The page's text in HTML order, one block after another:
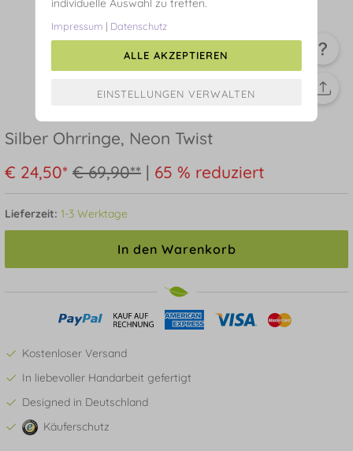
Silber Ohrringe, Neon Twist
€ 24,50* € 69,90** | 65 % reduziert
Lieferzeit: 1-3 Werktage
In den Warenkorb
Kostenloser Versand
In liebevoller Handarbeit gefertigt
Designed in Deutschland
Käuferschutz
individuelle Auswahl zu treffen.
Impressum | Datenschutz
ALLE AKZEPTIEREN